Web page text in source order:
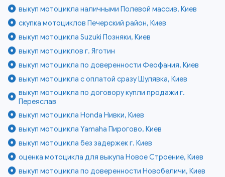
выкуп мотоцикла наличными Полевой массив, Киев
скупка мотоциклов Печерский район, Киев
выкуп мотоцикла Suzuki Позняки, Киев
выкуп мотоциклов г. Яготин
выкуп мотоцикла по доверенности Феофания, Киев
выкуп мотоцикла с оплатой сразу Шулявка, Киев
выкуп мотоцикла по договору купли продажи г.
Переяслав
выкуп мотоцикла Honda Нивки, Киев
выкуп мотоцикла Yamaha Пирогово, Киев
выкуп мотоцикла без задержек г. Киев
оценка мотоцикла для выкупа Новое Строение, Киев
выкуп мотоцикла по доверенности Новобеличи, Киев